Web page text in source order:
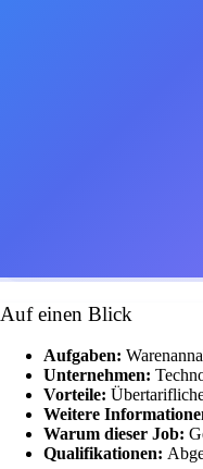
Auf einen Blick
Aufgaben:
Unternehmen:
Vorteile:
Weitere
Warum dieser Job:
Qualifikationen: